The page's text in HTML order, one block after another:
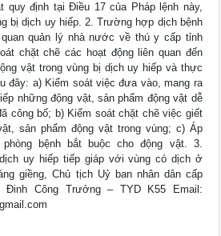
quy định tại Điều 17 của Pháp lệnh này,
bị dịch uy hiếp. 2. Trường hợp dịch bệnh
quản lý nhà nước về thú y cấp tỉnh
chặt chẽ các hoạt động liên quan đến
vật trong vùng bị dịch uy hiếp và thực
đây: a) Kiểm soát việc đưa vào, mang ra
những động vật, sản phẩm động vật dễ
công bố; b) Kiểm soát chặt chẽ việc giết
sản phẩm động vật trong vùng; c) Áp
bệnh bắt buộc cho động vật. 3.
uy hiếp tiếp giáp với vùng có dịch ở
giềng, Chủ tịch Uỷ ban nhân dân cấp
Đinh Công Trưởng – TYD K55 Email: